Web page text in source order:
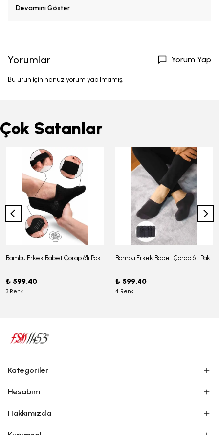
Devamını Göster
Yorumlar Yorum Yap
Bu ürün için henüz yorum yapılmamış.
Çok Satanlar
Bambu Erkek Babet Çorap 6'lı Paket - J-03
₺ 599.40
3 Renk
Bambu Erkek Babet Çorap 6'lı Paket -J-08
₺ 599.40
4 Renk
Kategoriler
Hesabım
Hakkımızda